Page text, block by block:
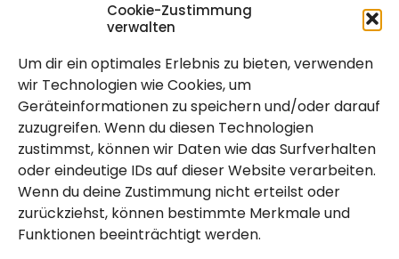
Cookie-Zustimmung
verwalten
Um dir ein optimales Erlebnis zu bieten, verwenden
wir Technologien wie Cookies, um
Geräteinformationen zu speichern und/oder darauf
zuzugreifen. Wenn du diesen Technologien
zustimmst, können wir Daten wie das Surfverhalten
oder eindeutige IDs auf dieser Website verarbeiten.
Wenn du deine Zustimmung nicht erteilst oder
zurückziehst, können bestimmte Merkmale und
Funktionen beeinträchtigt werden.
Rechtlich
Impressum
Datenschutzerklärung
Cookie-Richtlinie (EU)